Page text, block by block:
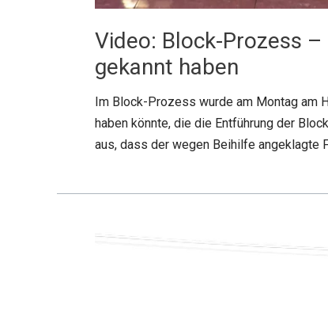
Video: Block-Prozess
gekannt haben
Im Block-Prozess wurde am Montag am
haben könnte, die die Entführung der
aus, dass der wegen Beihilfe angeklagte